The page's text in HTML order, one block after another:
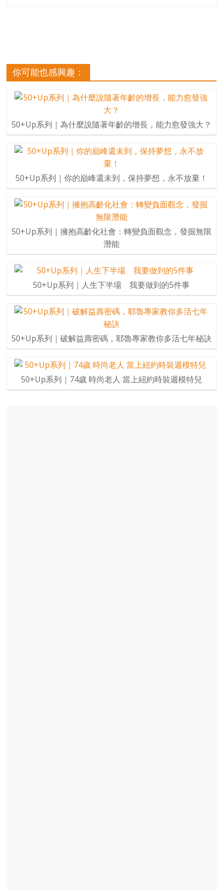
你可能也感興趣：
50+Up系列｜為什麼說隨著年齡的增長，能力愈發強大？
50+Up系列｜你的巔峰還未到，保持夢想，永不放棄！
50+Up系列｜擁抱高齡化社會：轉變負面觀念，發掘無限
潛能
50+Up系列｜人生下半場 我要做到的5件事
50+Up系列｜破解益壽密碼，耶魯專家教你多活七年秘訣
50+Up系列｜74歲 時尚老人 當上紐約時裝週模特兒